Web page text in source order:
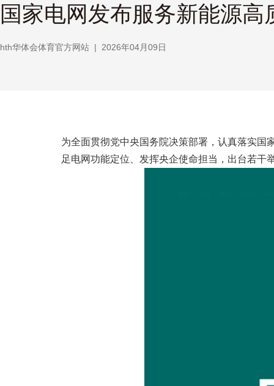
国家电网发布服务新能源
hth华体会体育官方网站 | 2026年04月09日
为全面贯彻党中央国务院决策部署，认真落实国
足电网功能定位、发挥央企使命担当，出台若干